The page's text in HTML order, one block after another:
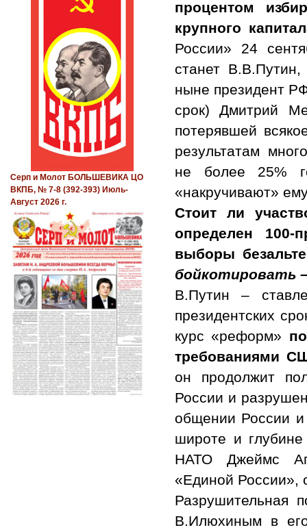
процентом
крупного
России» 24
станет
ныне президент
срок) Дмитрий
потерявшей
результатам
не более 25%
«накручивают»
Стоит ли
определен 100-
выборы
бойкотировать
В.Путин –
президентских
курс «реформ»
требованиями
он продолжит
России и
общении России
широте и
НАТО Джеймс
«Единой России»,
Разрушительная
В.Илюхиным в
Серп и Молот БОЛЬШЕВИКА ЦО
ВКПБ, № 7-8 (392-393) Июль-
Август 2026 г.